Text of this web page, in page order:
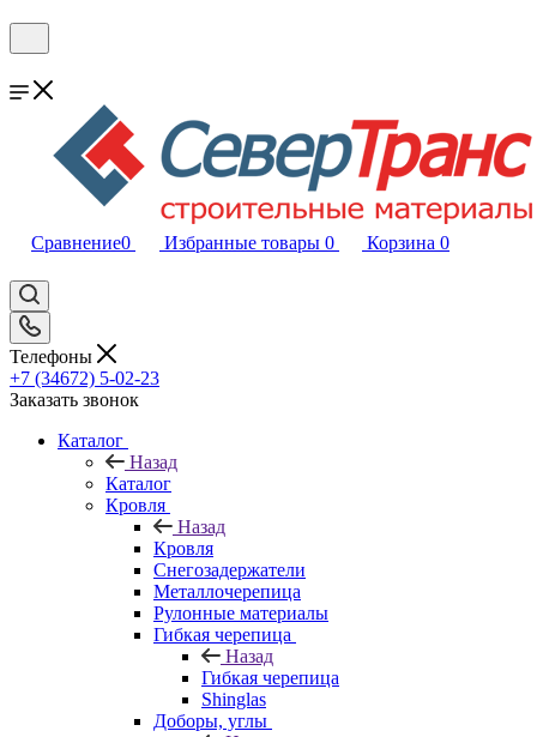
Сравнение0 Избранные товары 0 Корзина 0
Телефоны
+7 (34672) 5-02-23
Заказать звонок
Каталог
Назад
Каталог
Кровля
Назад
Кровля
Снегозадержатели
Металлочерепица
Рулонные материалы
Гибкая черепица
Назад
Гибкая черепица
Shinglas
Доборы, углы